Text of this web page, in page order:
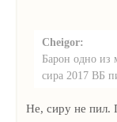
Cheigor:
Барон одно
сира 2017 ВБ
Не, сиру не пил.